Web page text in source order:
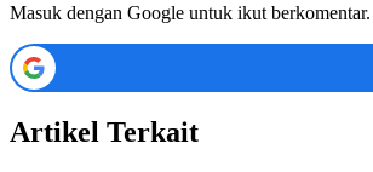
Masuk dengan Google untuk ikut berkomentar.
Artikel Terkait